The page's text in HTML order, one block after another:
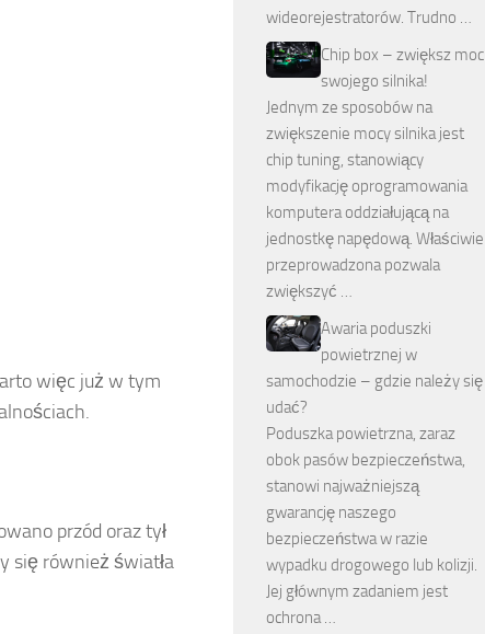
więc już w tym
przód oraz tył
się również światła
wideorejestratorów. Trudno …
Chip box – zwiększ moc
swojego silnika!
Jednym ze sposobów na
zwiększenie mocy silnika jest
chip tuning, stanowiący
modyfikację oprogramowania
komputera oddziałującą na
jednostkę napędową. Właściwie
przeprowadzona pozwala
zwiększyć …
Awaria poduszki
powietrznej w
samochodzie – gdzie należy się
udać?
Poduszka powietrzna, zaraz
obok pasów bezpieczeństwa,
stanowi najważniejszą
gwarancję naszego
bezpieczeństwa w razie
wypadku drogowego lub kolizji.
Jej głównym zadaniem jest
ochrona …